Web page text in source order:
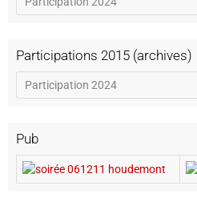
Participations 2015 (archives)
Pub